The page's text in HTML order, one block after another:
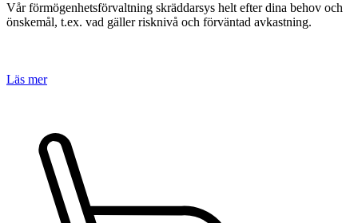
Vår förmögenhets­förvaltning skräddarsys helt efter dina behov och
önskemål, t.ex. vad gäller risknivå och förväntad avkastning.
Läs mer